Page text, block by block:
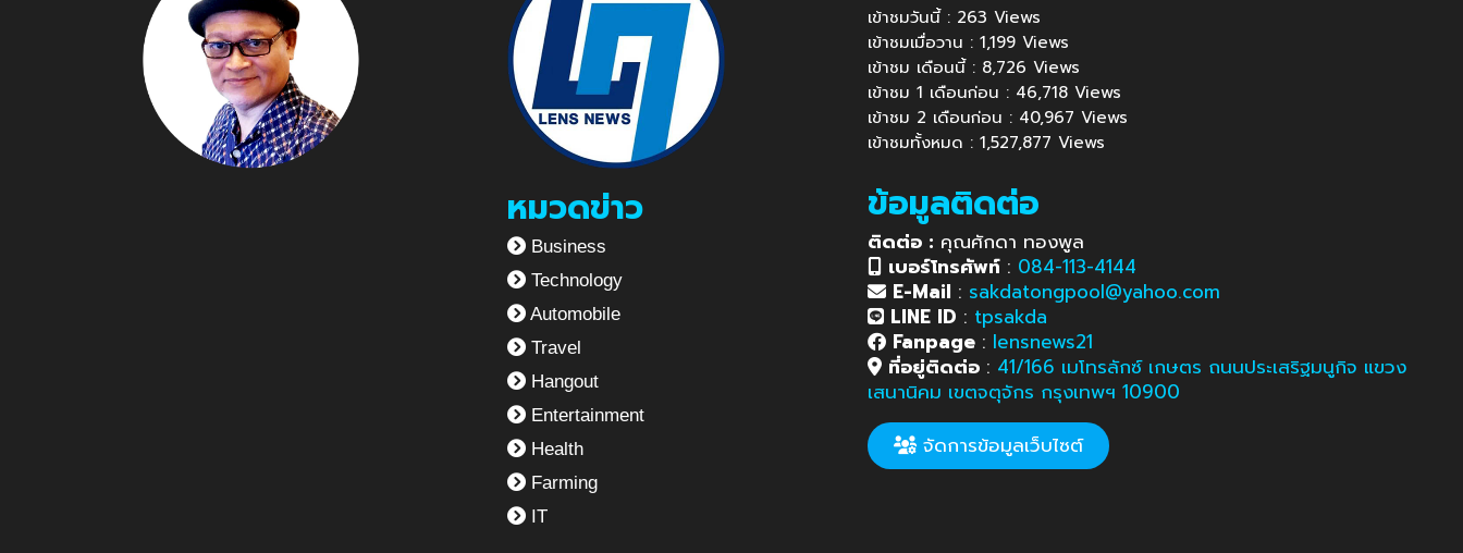
หมวดข่าว
Business
Technology
Automobile
Travel
Hangout
Entertainment
Health
Farming
IT
เข้าชมวันนี้ : 263 Views
เข้าชมเมื่อวาน : 1,199 Views
เข้าชม เดือนนี้ : 8,726 Views
เข้าชม 1 เดือนก่อน : 46,718 Views
เข้าชม 2 เดือนก่อน : 40,967 Views
เข้าชมทั้งหมด : 1,527,877 Views
ข้อมูลติดต่อ
ติดต่อ : คุณศักดา ทองพูล
เบอร์โทรศัพท์ : 084-113-4144
E-Mail : sakdatongpool@yahoo.com
LINE ID : tpsakda
Fanpage : lensnews21
ที่อยู่ติดต่อ : 41/166 เมโทรลักซ์ เกษตร ถนนประเสริฐมนูกิจ แขวง
เสนานิคม เขตจตุจักร กรุงเทพฯ 10900
จัดการข้อมูลเว็บไซต์